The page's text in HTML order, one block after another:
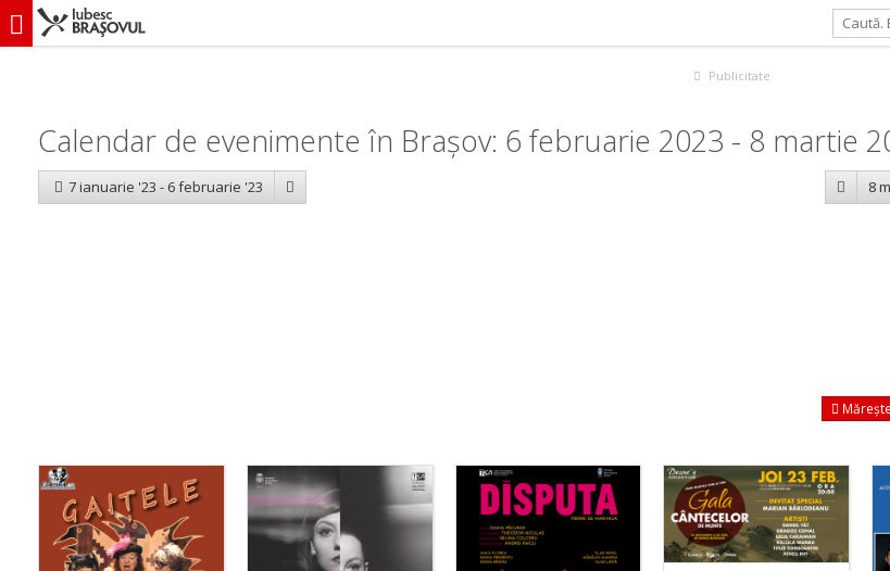
iubescbraşovul.ro
Publicitate
Calendar de evenimente în Brașov: 6 februarie 2023 - 8 martie
7 ianuarie '23 - 6 februarie '23 8
Mărește